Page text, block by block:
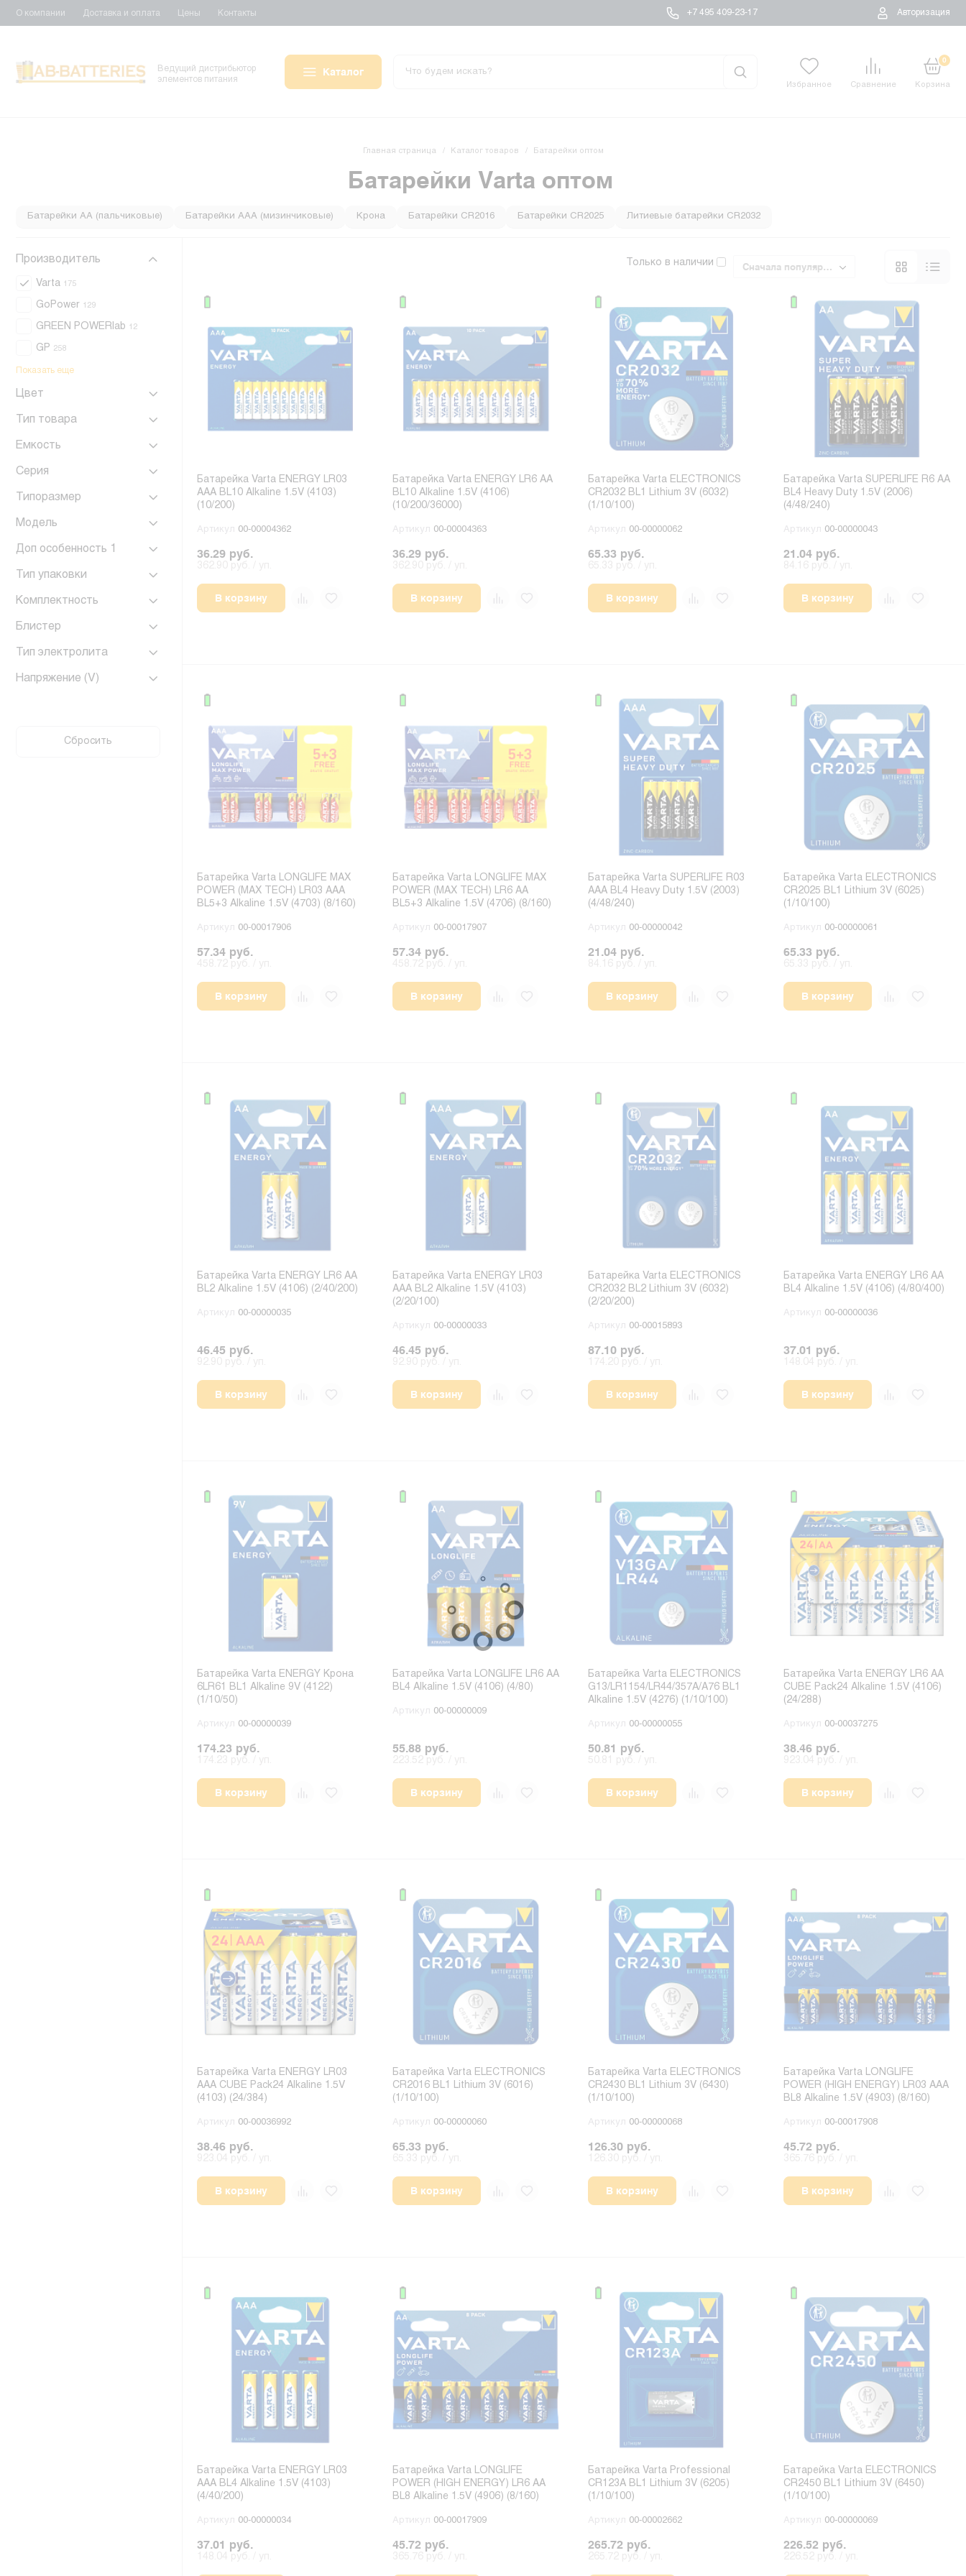
О компании Доставка и оплата Цены Контакты +7 495 409-23-17 Авторизация
Ведущий дистрибьютор
элементов питания
Каталог
Избранное Сравнение Корзина
0
Главная страница Каталог товаров Батарейки оптом
Батарейки Varta оптом
Батарейки АА (пальчиковые) Батарейки ААА (мизинчиковые) Крона Батарейки CR2016 Батарейки CR2025 Литиевые батарейки CR2032
Производитель
Varta 175
GoPower 129
GREEN POWERlab 12
GP 258
Показать еще
Цвет
Тип товара
Емкость
Серия
Типоразмер
Модель
Доп особенность 1
Тип упаковки
Комплектность
Блистер
Тип электролита
Напряжение (V)
Сбросить
Только в наличии Сначала популярные
Батарейка Varta ENERGY LR03
AAA BL10 Alkaline 1.5V (4103)
(10/200)
Артикул 00-00004362
36.29 руб.
В корзину
Батарейка Varta ENERGY LR6 AA
BL10 Alkaline 1.5V (4106)
(10/200/36000)
Артикул 00-00004363
36.29 руб.
В корзину
Батарейка Varta ELECTRONICS
CR2032 BL1 Lithium 3V (6032)
(1/10/100)
Артикул 00-00000062
65.33 руб.
В корзину
Батарейка Varta SUPERLIFE R6 AA
BL4 Heavy Duty 1.5V (2006)
(4/48/240)
Артикул 00-00000043
21.04 руб.
В корзину
Батарейка Varta LONGLIFE MAX
POWER (MAX TECH) LR03 AAA
BL5+3 Alkaline 1.5V (4703) (8/160)
Артикул 00-00017906
57.34 руб.
В корзину
Батарейка Varta LONGLIFE MAX
POWER (MAX TECH) LR6 AA
BL5+3 Alkaline 1.5V (4706) (8/160)
Артикул 00-00017907
57.34 руб.
В корзину
Батарейка Varta SUPERLIFE R03
AAA BL4 Heavy Duty 1.5V (2003)
(4/48/240)
Артикул 00-00000042
21.04 руб.
В корзину
Батарейка Varta ELECTRONICS
CR2025 BL1 Lithium 3V (6025)
(1/10/100)
Артикул 00-00000061
65.33 руб.
В корзину
Батарейка Varta ENERGY LR6 AA
BL2 Alkaline 1.5V (4106) (2/40/200)
Артикул 00-00000035
46.45 руб.
В корзину
Батарейка Varta ENERGY LR03
AAA BL2 Alkaline 1.5V (4103)
(2/20/100)
Артикул 00-00000033
46.45 руб.
В корзину
Батарейка Varta ELECTRONICS
CR2032 BL2 Lithium 3V (6032)
(2/20/200)
Артикул 00-00015893
87.10 руб.
В корзину
Батарейка Varta ENERGY LR6 AA
BL4 Alkaline 1.5V (4106) (4/80/400)
Артикул 00-00000036
37.01 руб.
В корзину
Батарейка Varta ENERGY Крона
6LR61 BL1 Alkaline 9V (4122)
(1/10/50)
Артикул 00-00000039
174.23 руб.
В корзину
Батарейка Varta LONGLIFE LR6 AA
BL4 Alkaline 1.5V (4106) (4/80)
Артикул 00-00000009
55.88 руб.
В корзину
Батарейка Varta ELECTRONICS
G13/LR1154/LR44/357A/A76 BL1
Alkaline 1.5V (4276) (1/10/100)
Артикул 00-00000055
50.81 руб.
В корзину
Батарейка Varta ENERGY LR6 AA
CUBE Pack24 Alkaline 1.5V (4106)
(24/288)
Артикул 00-00037275
38.46 руб.
В корзину
Батарейка Varta ENERGY LR03
AAA CUBE Pack24 Alkaline 1.5V
(4103) (24/384)
Артикул 00-00036992
38.46 руб.
В корзину
Батарейка Varta ELECTRONICS
CR2016 BL1 Lithium 3V (6016)
(1/10/100)
Артикул 00-00000060
65.33 руб.
В корзину
Батарейка Varta ELECTRONICS
CR2430 BL1 Lithium 3V (6430)
(1/10/100)
Артикул 00-00000068
126.30 руб.
В корзину
Батарейка Varta LONGLIFE
POWER (HIGH ENERGY) LR03 AAA
BL8 Alkaline 1.5V (4903) (8/160)
Артикул 00-00017908
45.72 руб.
В корзину
Батарейка Varta ENERGY LR03
AAA BL4 Alkaline 1.5V (4103)
(4/40/200)
Артикул 00-00000034
37.01 руб.
Батарейка Varta LONGLIFE
POWER (HIGH ENERGY) LR6 AA
BL8 Alkaline 1.5V (4906) (8/160)
Артикул 00-00017909
45.72 руб.
Батарейка Varta Professional
CR123A BL1 Lithium 3V (6205)
(1/10/100)
Артикул 00-00002662
265.72 руб.
Батарейка Varta ELECTRONICS
CR2450 BL1 Lithium 3V (6450)
(1/10/100)
Артикул 00-00000069
226.52 руб.